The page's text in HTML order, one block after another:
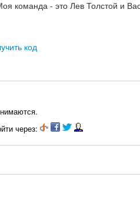
команда - это Лев Толстой и
код
через: